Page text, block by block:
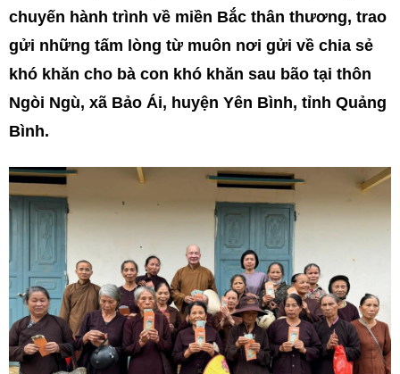
chuyến hành trình về miền Bắc thân thương, trao
gửi những tấm lòng từ muôn nơi gửi về chia sẻ
khó khăn cho bà con khó khăn sau bão tại thôn
Ngòi Ngù, xã Bảo Ái, huyện Yên Bình, tỉnh Quảng
Bình.